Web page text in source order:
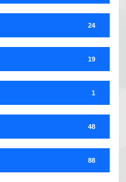
24
19
1
48
88